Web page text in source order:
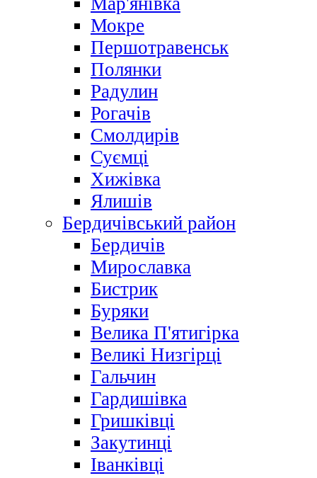
Мокре
Першотравенськ
Полянки
Радулин
Рогачів
Смолдирів
Суємці
Хижівка
Ялишів
Бердичівський район
Бердичів
Мирославка
Бистрик
Буряки
Велика П'ятигірка
Великі Низгірці
Гальчин
Гардишівка
Гришківці
Закутинці
Іванківці